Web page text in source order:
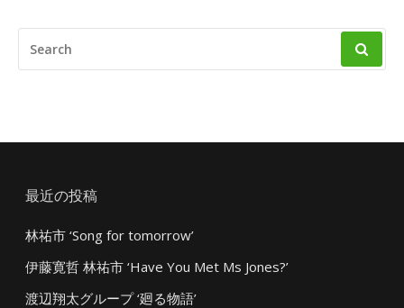
FOR:
最近の投稿
林祐市 ‘Song for tomorrow’
伊藤寛哲 林祐市 ‘Have You Met Ms Jones?’
渡辺翔太グループ ‘廻る物語’